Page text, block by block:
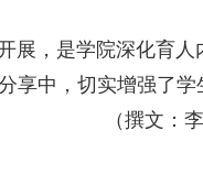
展，是学院深化育
享中，切实增强了
（撰文：